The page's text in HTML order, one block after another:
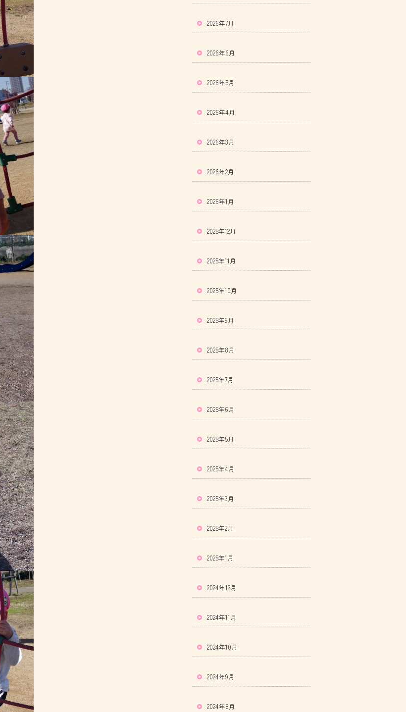
2026年7月
2026年6月
2026年5月
2026年4月
2026年3月
2026年2月
2026年1月
2025年12月
2025年11月
2025年10月
2025年9月
2025年8月
2025年7月
2025年6月
2025年5月
2025年4月
2025年3月
2025年2月
2025年1月
2024年12月
2024年11月
2024年10月
2024年9月
2024年8月